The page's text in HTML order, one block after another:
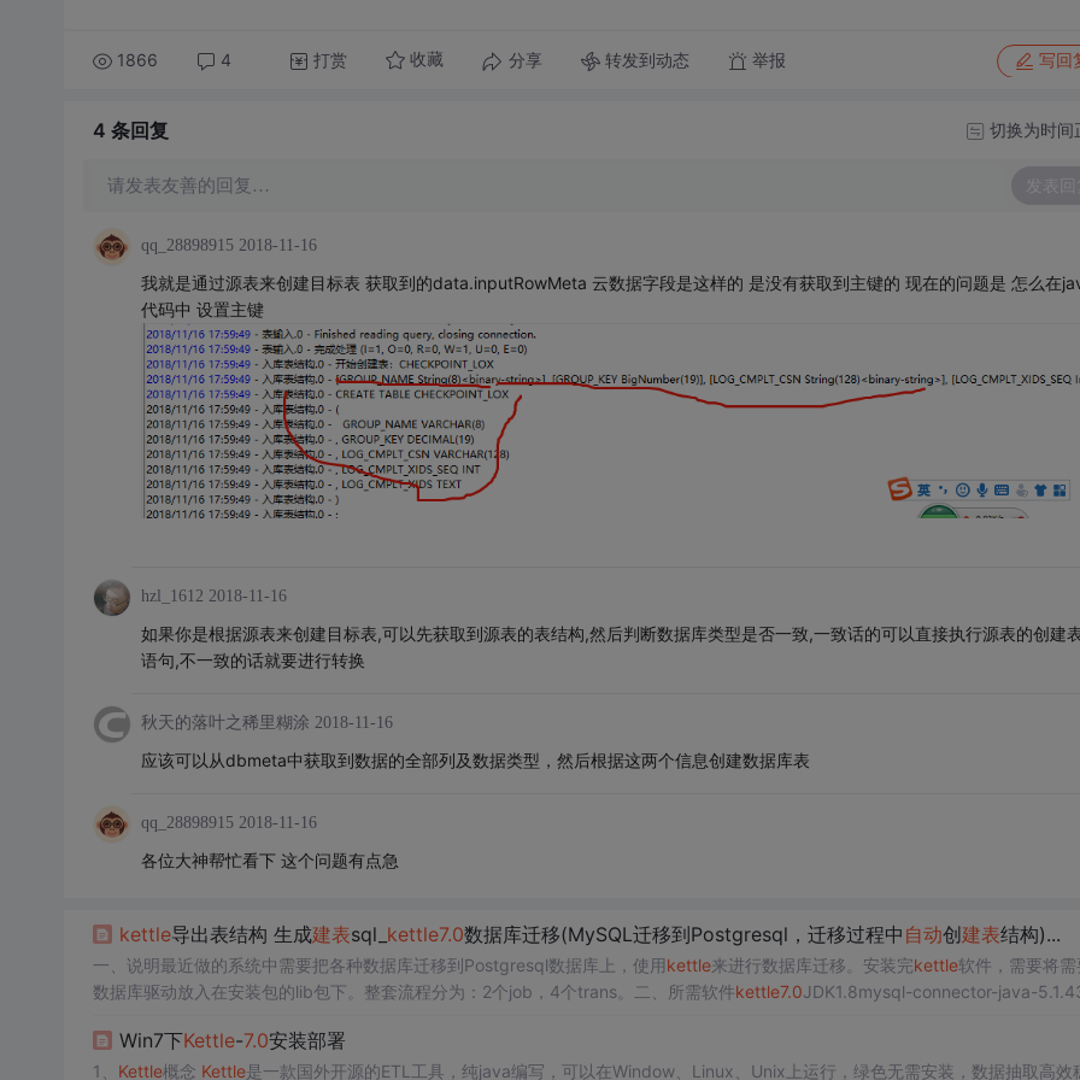
1866 4 打赏 收藏 分享 转发到动态 举报 写回
4 条回复 切换为时间
请发表友善的回复… 发表回
qq_28898915 2018-11-16
我就是通过源表来创建目标表 获取到的data.inputRowMeta 云数据字段是这样的 是没有获取到主键的 现在的问题是 怎么在
代码中 设置主键
hzl_1612 2018-11-16
如果你是根据源表来创建目标表,可以先获取到源表的表结构,然后判断数据库类型是否一致,一致话的可以直接执行源表的创建
语句,不一致的话就要进行转换
秋天的落叶之稀里糊涂 2018-11-16
应该可以从dbmeta中获取到数据的全部列及数据类型，然后根据这两个信息创建数据库表
qq_28898915 2018-11-16
各位大神帮忙看下 这个问题有点急
kettle导出表结构 生成建表sql_ kettle7.0数据库迁移(MySQL迁移到Postgresql，迁移过程中 自动创建表结构)...
一、说明最近做的系统中需要把各种数据库迁移到Postgresql数据库上，使用kettle来进行数据库迁移。安装完kettle软件，需要将需
数据库驱动放入在安装包的lib包下。整套流程分为：2个job，4个trans。二、所需软件kettle7.0JDK1.8mysql-connector-java-
Win7下Kettle-7.0安装部署
1、 Kettle概念 Kettle是一款国外开源的ETL工具，纯java编写，可以在Window、Linux、Unix上运行，绿色无需安装，数据抽取高效